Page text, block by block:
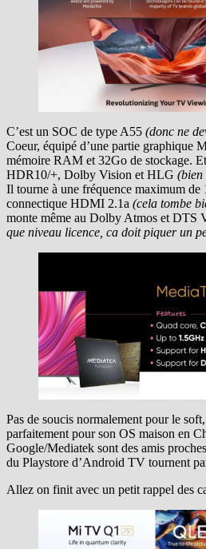
C’est un SOC de type A55 (donc ne
Coeur, équipé d’une partie graphique
mémoire RAM et 32Go de stockage.
HDR10/+, Dolby Vision et HLG (bien
Il tourne à une fréquence maximum de
connectique HDMI 2.1a (cela tombe
monte même au Dolby Atmos et DTS
que niveau licence, ca doit piquer un
Pas de soucis normalement pour le
parfaitement pour son OS maison en
Google/Mediatek sont des amis
du Playstore d’Android TV tournent
Allez on finit avec un petit rappel des